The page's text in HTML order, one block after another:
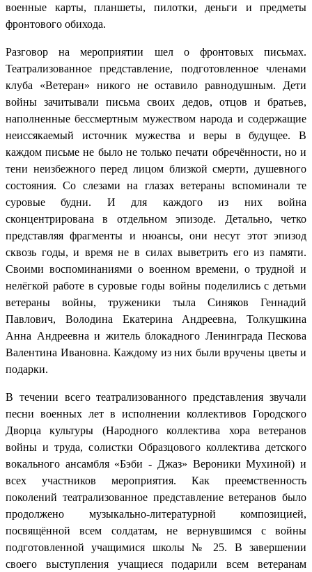
военные карты, планшеты, пилотки, деньги и предметы
фронтового обихода.
Разговор на мероприятии шел о фронтовых письмах.
Театрализованное представление, подготовленное членами
клуба «Ветеран» никого не оставило равнодушным. Дети
войны зачитывали письма своих дедов, отцов и братьев,
наполненные бессмертным мужеством народа и содержащие
неиссякаемый источник мужества и веры в будущее. В
каждом письме не было не только печати обречённости, но и
тени неизбежного перед лицом близкой смерти, душевного
состояния. Со слезами на глазах ветераны вспоминали те
суровые будни. И для каждого из них война
сконцентрирована в отдельном эпизоде. Детально, четко
представляя фрагменты и нюансы, они несут этот эпизод
сквозь годы, и время не в силах выветрить его из памяти.
Своими воспоминаниями о военном времени, о трудной и
нелёгкой работе в суровые годы войны поделились с детьми
ветераны войны, труженики тыла Синяков Геннадий
Павлович, Володина Екатерина Андреевна, Толкушкина
Анна Андреевна и житель блокадного Ленинграда Пескова
Валентина Ивановна. Каждому из них были вручены цветы и
подарки.
В течении всего театрализованного представления звучали
песни военных лет в исполнении коллективов Городского
Дворца культуры (Народного коллектива хора ветеранов
войны и труда, солистки Образцового коллектива детского
вокального ансамбля «Бэби - Джаз» Вероники Мухиной) и
всех участников мероприятия. Как преемственность
поколений театрализованное представление ветеранов было
продолжено музыкально-литературной композицией,
посвящённой всем солдатам, не вернувшимся с войны
подготовленной учащимися школы № 25. В завершении
своего выступления учащиеся подарили всем ветеранам